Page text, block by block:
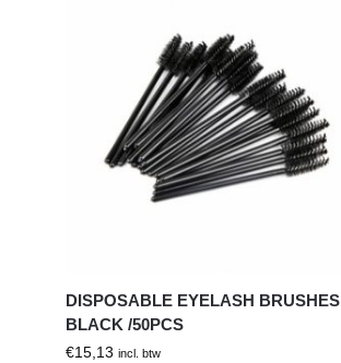
DISPOSABLE EYELASH BRUSHES
BLACK /50PCS
€15,13 incl. btw